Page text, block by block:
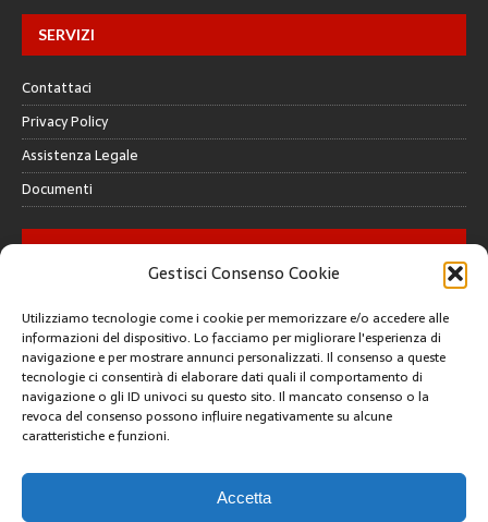
Gestisci Consenso Cookie
Utilizziamo tecnologie come i cookie per memorizzare e/o accedere alle
informazioni del dispositivo. Lo facciamo per migliorare l'esperienza di
navigazione e per mostrare annunci personalizzati. Il consenso a queste
tecnologie ci consentirà di elaborare dati quali il comportamento di
navigazione o gli ID univoci su questo sito. Il mancato consenso o la
revoca del consenso possono influire negativamente su alcune
caratteristiche e funzioni.
Accetta
SERVIZI
Contattaci
Privacy Policy
Assistenza Legale
Documenti
GALLERY
CREATIVE COMMONS
Questa opera è concessa in licenza con i termini